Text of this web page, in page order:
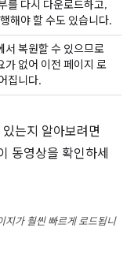
를 다시 다운로드하고,
해야 할 수도 있습니다.
서 복원할 수 있으므로
가 없어 이전 페이지 로
집니다.
는지 알아보려면
동영상을 확인하세
가 훨씬 빠르게 로드됩니